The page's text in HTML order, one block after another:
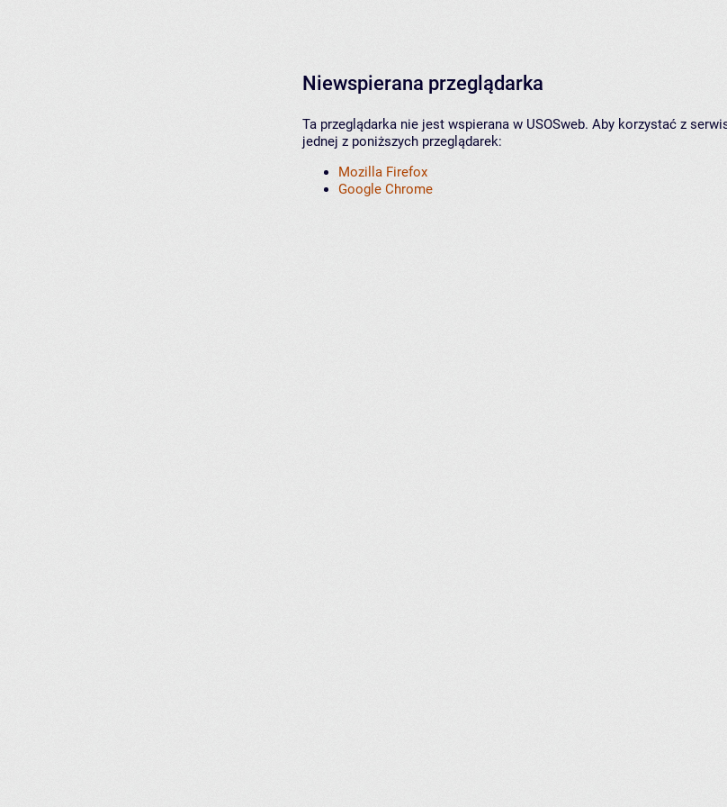
Niewspierana przeglądarka
Ta przeglądarka nie jest wspierana w USOSweb. Aby korzystać z
jednej z poniższych przeglądarek:
Mozilla Firefox
Google Chrome